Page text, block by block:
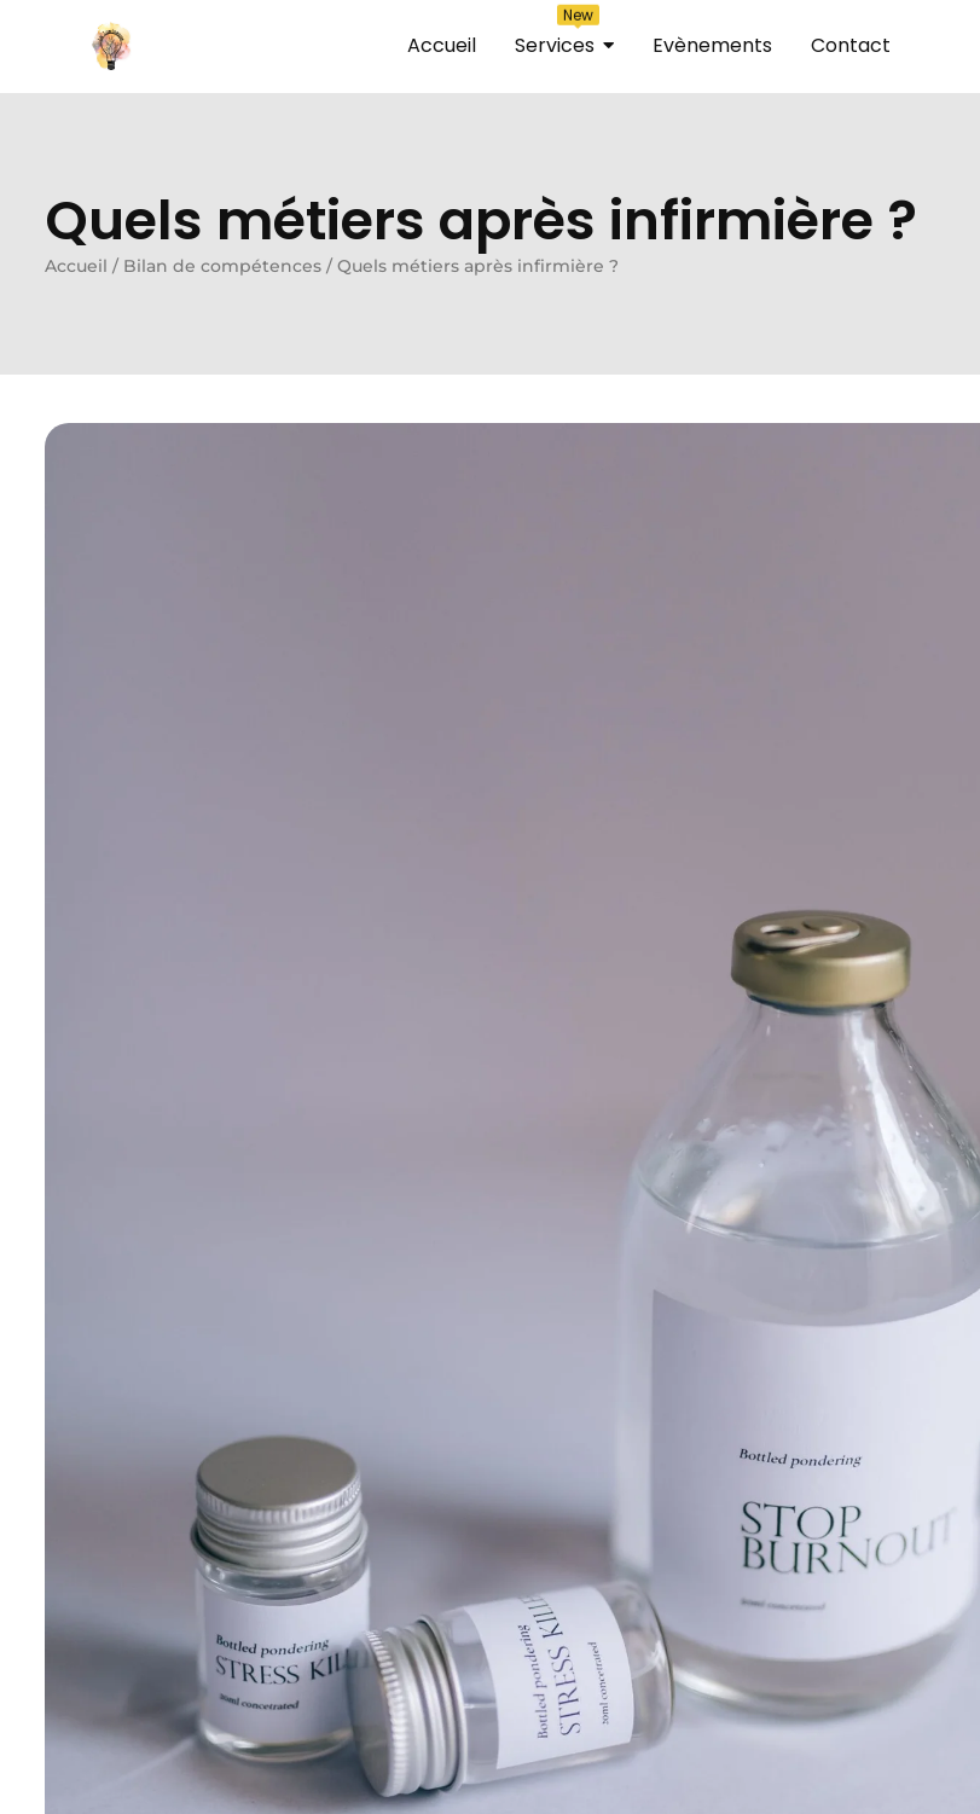
Accueil Services
New
Evènements Contact
Quels métiers après infirmière ?
Accueil / Bilan de compétences / Quels métiers après infirmière ?